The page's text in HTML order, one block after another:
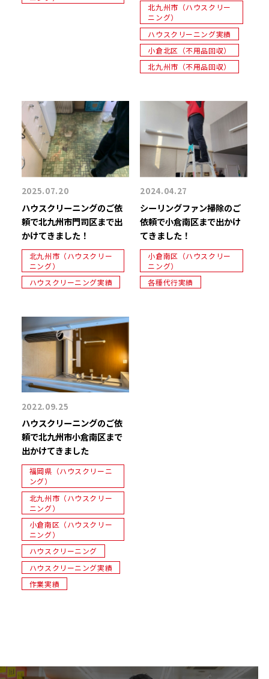
北九州市（ハウスクリー
ニング）
ハウスクリーニング実績
小倉北区（不用品回収）
北九州市（不用品回収）
2025.07.20
ハウスクリーニングのご依
頼で北九州市門司区まで出
かけてきました！
北九州市（ハウスクリー
ニング）
ハウスクリーニング実績
2024.04.27
シーリングファン掃除のご
依頼で小倉南区まで出かけ
てきました！
小倉南区（ハウスクリー
ニング）
各種代行実績
2022.09.25
ハウスクリーニングのご依
頼で北九州市小倉南区まで
出かけてきました
福岡県（ハウスクリーニ
ング）
北九州市（ハウスクリー
ニング）
小倉南区（ハウスクリー
ニング）
ハウスクリーニング
ハウスクリーニング実績
作業実績
ナ